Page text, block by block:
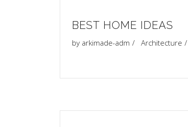
BEST HOME IDEAS
by arkimade-adm Architecture